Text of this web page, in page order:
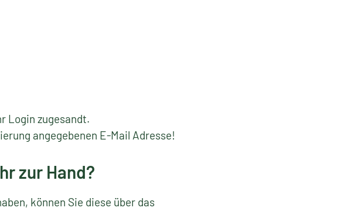
Login zugesandt.
angegebenen E-Mail Adresse!
zur Hand?
können Sie diese über das